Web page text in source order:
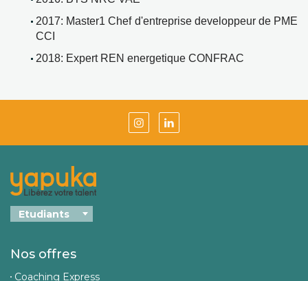
2017: Master1 Chef d'entreprise developpeur de PME
CCI
2018: Expert REN energetique CONFRAC
Nos offres
Coaching Express